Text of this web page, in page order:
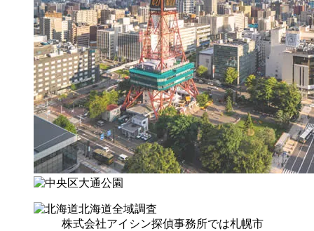
北海道全域調査
株式会社アイシン探偵事務所では札幌市